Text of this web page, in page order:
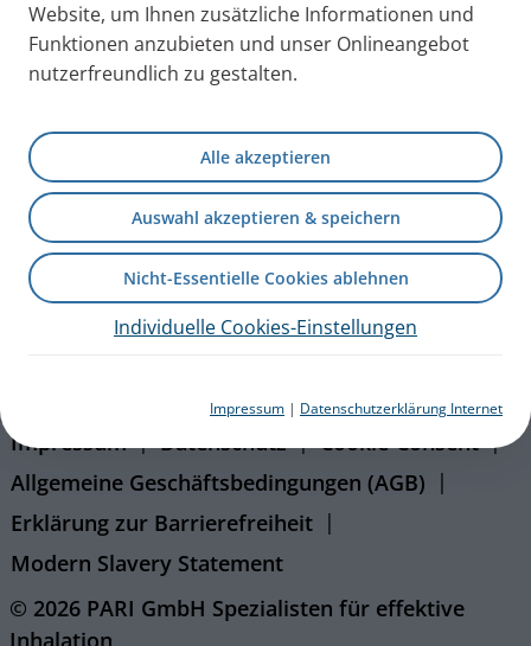
Website, um Ihnen zusätzliche Informationen und
Funktionen anzubieten und unser Onlineangebot
nutzerfreundlich zu gestalten.
Alle akzeptieren
Auswahl akzeptieren & speichern
Nicht-Essentielle Cookies ablehnen
Individuelle Cookies-Einstellungen
Impressum | Datenschutzerklärung Internet
+49 (0) 8151 279 279
Blog
Karriere
Presseportal
eFlow Partnering
Impressum
Datenschutz
Cookie-Consent
Allgemeine Geschäftsbedingungen (AGB)
Erklärung zur Barrierefreiheit
Modern Slavery Statement
© 2026 PARI GmbH Spezialisten für effektive
Inhalation